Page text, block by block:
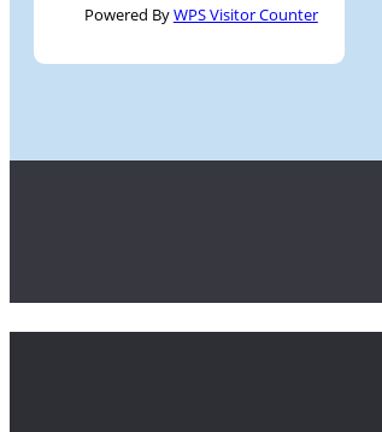
Powered ByWPS Visitor Counter